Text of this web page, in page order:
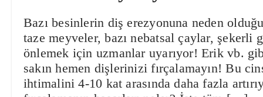
Bazı besinlerin diş erezyonuna neden
taze meyveler, bazı nebatsal çaylar, şekerli
önlemek için uzmanlar uyarıyor! Erik vb.
sakın hemen dişlerinizi fırçalamayın! Bu
ihtimalini 4-10 kat arasında daha fazla